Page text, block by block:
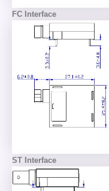
FC Interface
ST Interface